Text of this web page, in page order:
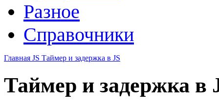
Разное
Справочники
Главная JS Таймер и задержка в JS
Таймер и задержка в